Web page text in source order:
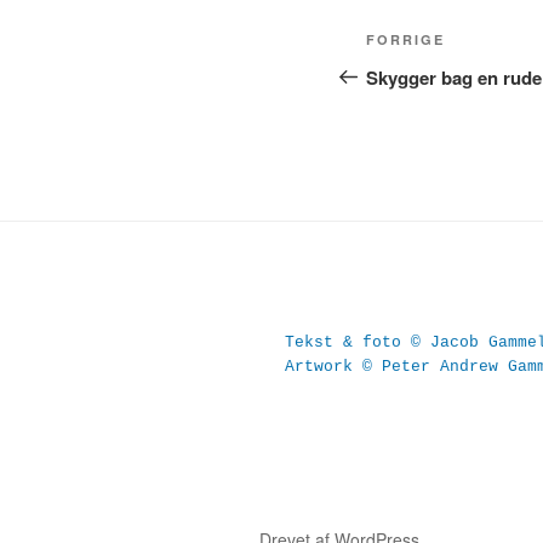
Forrige
indlæg
FORRIGE
Skygger bag en rude
Tekst & foto © Jacob
Artwork © Peter Andrew